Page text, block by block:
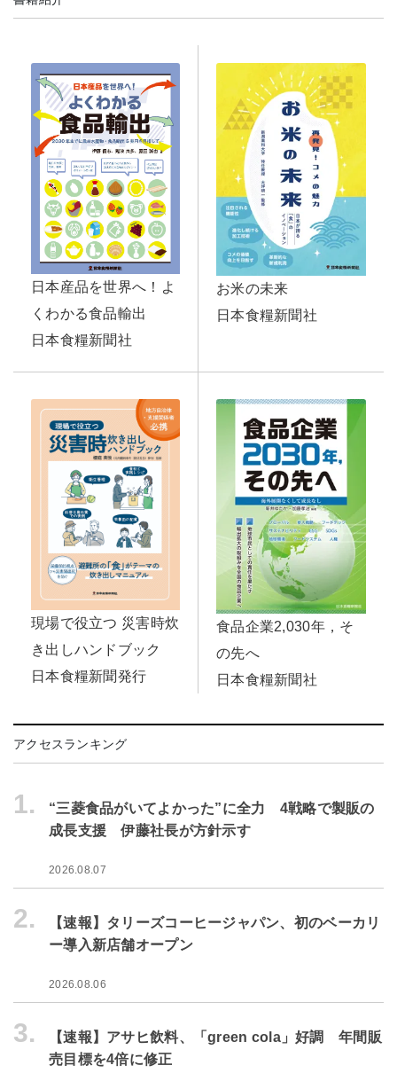
日本産品を世界へ！よ
くわかる食品輸出
日本食糧新聞社
お米の未来
日本食糧新聞社
現場で役立つ 災害時炊
き出しハンドブック
日本食糧新聞発行
食品企業2,030年，そ
の先へ
日本食糧新聞社
アクセスランキング
1.
“三菱食品がいてよかった”に全力 4戦略で製販の
成長支援 伊藤社長が方針示す
2026.08.07
2.
【速報】タリーズコーヒージャパン、初のベーカリ
ー導入新店舗オープン
2026.08.06
3.
【速報】アサヒ飲料、「green cola」好調 年間販
売目標を4倍に修正